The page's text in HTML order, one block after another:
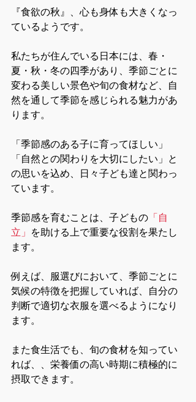
『食欲の秋』、心も身体も大きくなっ
ているようです。
私たちが住んでいる日本には、春・
夏・秋・冬の四季があり、季節ごとに
変わる美しい景色や旬の食材など、自
然を通して季節を感じられる魅力があ
ります。
「季節感のある子に育ってほしい」
「自然との関わりを大切にしたい」と
の思いを込め、日々子ども達と関わっ
ています。
季節感を育むことは、子どもの 「自
立」 を助ける上で重要な役割を果たし
ます。
例えば、服選びにおいて、季節ごとに
気候の特徴を把握していれば、自分の
判断で適切な衣服を選べるようになり
ます。
また食生活でも、旬の食材を知ってい
れば、、栄養価の高い時期に積極的に
摂取できます。